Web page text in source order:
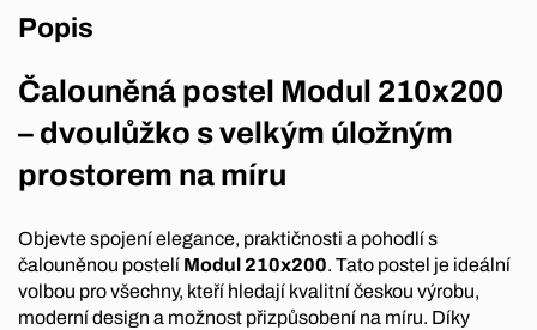
Popis
Čalouněná postel Modul 210x200
– dvoulůžko s velkým úložným
prostorem na míru
Objevte spojení elegance, praktičnosti a pohodlí s
čalouněnou postelí Modul 210x200. Tato postel je ideální
volbou pro všechny, kteří hledají kvalitní českou výrobu,
moderní design a možnost přizpůsobení na míru. Díky